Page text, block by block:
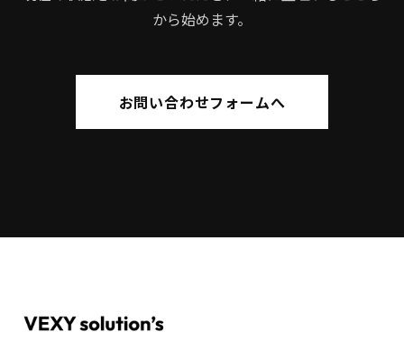
から始めます。
お問い合わせフォームへ